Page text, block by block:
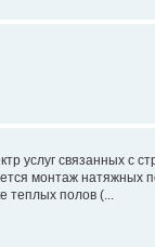
услуг связанных с
монтаж натяжных
теплых полов (...